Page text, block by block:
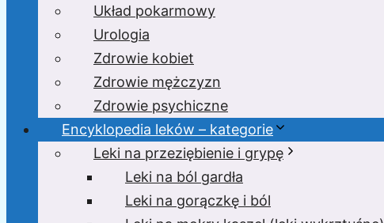
Układ pokarmowy
Urologia
Zdrowie kobiet
Zdrowie mężczyzn
Zdrowie psychiczne
Encyklopedia leków – kategorie
Leki na przeziębienie i grypę
Leki na ból gardła
Leki na gorączkę i ból